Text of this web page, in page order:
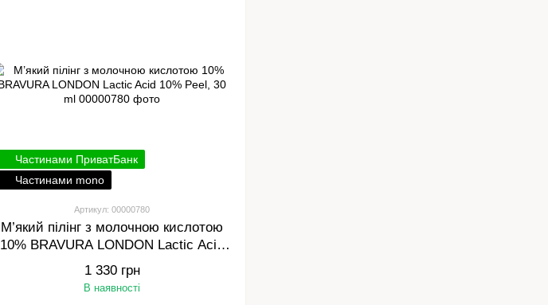
Частинами ПриватБанк
Частинами mono
Артикул: 00000780
М’який пілінг з молочною кислотою
10% BRAVURA LONDON Lactic Acid
10% Peel, 30 ml
1 330 грн
В наявності